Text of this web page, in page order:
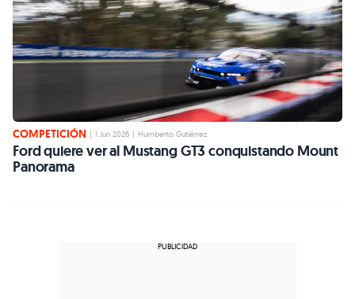
COMPETICIÓN | 1 Jun 2026 | Humberto Gutiérrez
Ford quiere ver al Mustang GT3 conquistando Mount
Panorama